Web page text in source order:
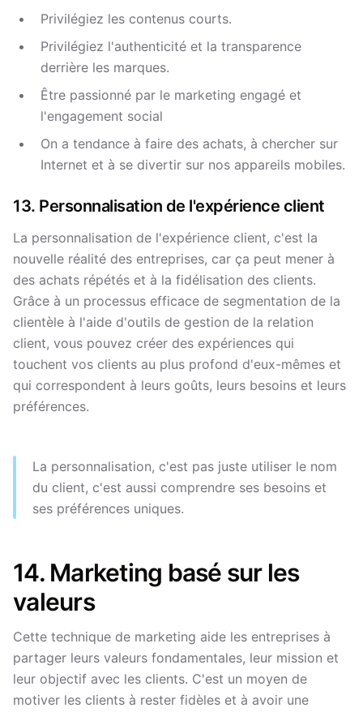
Privilégiez les contenus courts.
Privilégiez l'authenticité et la transparence
derrière les marques.
Être passionné par le marketing engagé et
l'engagement social
On a tendance à faire des achats, à chercher sur
Internet et à se divertir sur nos appareils mobiles.
13. Personnalisation de l'expérience client
La personnalisation de l'expérience client, c'est la
nouvelle réalité des entreprises, car ça peut mener à
des achats répétés et à la fidélisation des clients.
Grâce à un processus efficace de segmentation de la
clientèle à l'aide d'outils de gestion de la relation
client, vous pouvez créer des expériences qui
touchent vos clients au plus profond d'eux-mêmes et
qui correspondent à leurs goûts, leurs besoins et leurs
préférences.
La personnalisation, c'est pas juste utiliser le nom
du client, c'est aussi comprendre ses besoins et
ses préférences uniques.
14. Marketing basé sur les
valeurs
Cette technique de marketing aide les entreprises à
partager leurs valeurs fondamentales, leur mission et
leur objectif avec les clients. C'est un moyen de
motiver les clients à rester fidèles et à avoir une